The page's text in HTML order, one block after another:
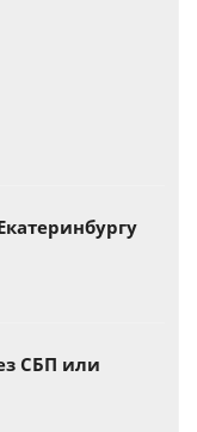
СБП или